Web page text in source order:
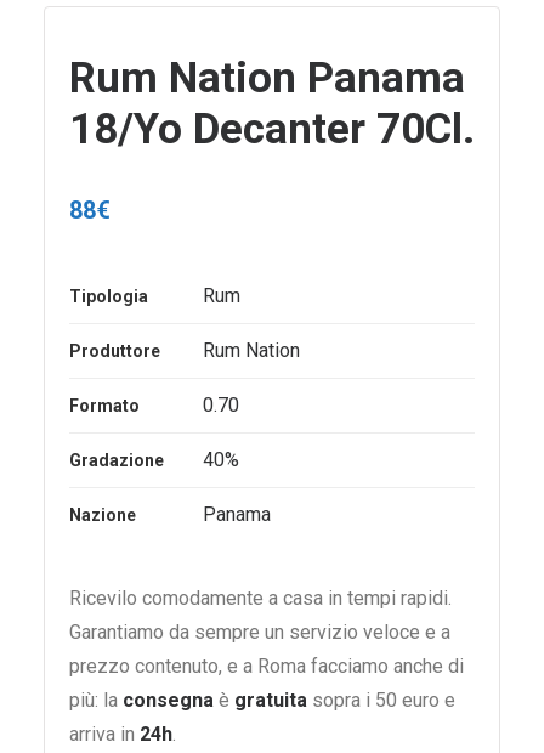
Rum Nation Panama
18/Yo Decanter 70Cl.
88€
Tipologia Rum
Produttore Rum Nation
Formato 0.70
Gradazione 40%
Nazione Panama
Ricevilo comodamente a casa in tempi rapidi.
Garantiamo da sempre un servizio veloce e a
prezzo contenuto, e a Roma facciamo anche di
più: la consegna è gratuita sopra i 50 euro e
arriva in 24h.